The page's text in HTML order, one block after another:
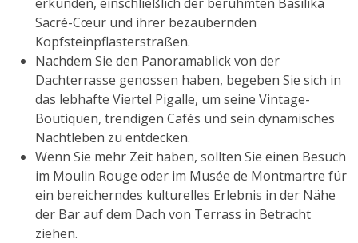
Sacré-Cœur und ihrer bezaubernden
Kopfsteinpflasterstraßen.
Nachdem Sie den Panoramablick von der
Dachterrasse genossen haben, begeben Sie sich in
das lebhafte Viertel Pigalle, um seine Vintage-
Boutiquen, trendigen Cafés und sein dynamisches
Nachtleben zu entdecken.
Wenn Sie mehr Zeit haben, sollten Sie einen Besuch
im Moulin Rouge oder im Musée de Montmartre für
ein bereicherndes kulturelles Erlebnis in der Nähe
der Bar auf dem Dach von Terrass in Betracht
ziehen.